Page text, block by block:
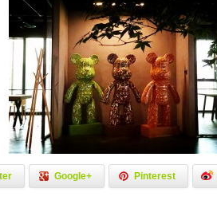
Google+ Pinterest